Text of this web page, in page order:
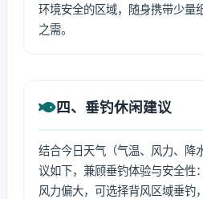
环境安全的区域，随身携带少量
之需。
四、垂钓休闲建议
结合今日天气（气温、风力、降
议如下，兼顾垂钓体验与安全性：
风力偏大，可选择背风区域垂钓